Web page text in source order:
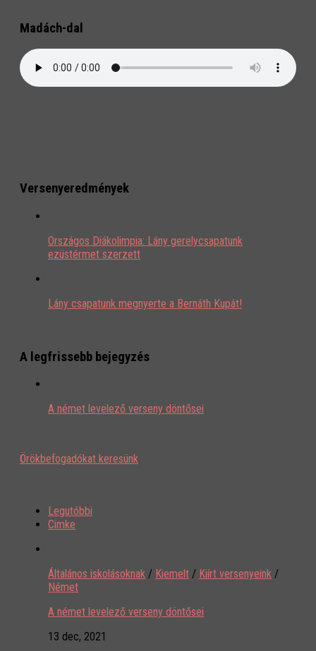
Madách-dal
Versenyeredmények
Országos Diákolimpia: Lány gerelycsapatunk
ezüstérmet szerzett
Lány csapatunk megnyerte a Bernáth Kupát!
A legfrissebb bejegyzés
A német levelező verseny döntősei
Örökbefogadókat keresünk
Legutóbbi
Cimke
Általános iskolásoknak / Kiemelt / Kiírt versenyeink /
Német
A német levelező verseny döntősei
13 dec, 2021